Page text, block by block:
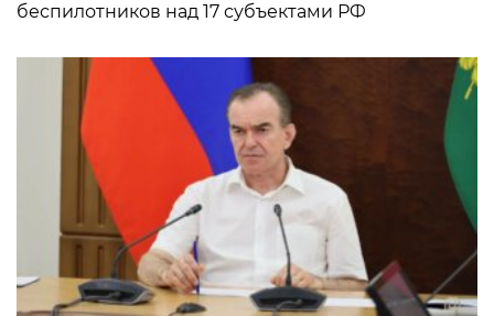
беспилотников над 17 субъектами РФ